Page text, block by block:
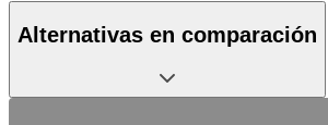
Alternativas en comparación